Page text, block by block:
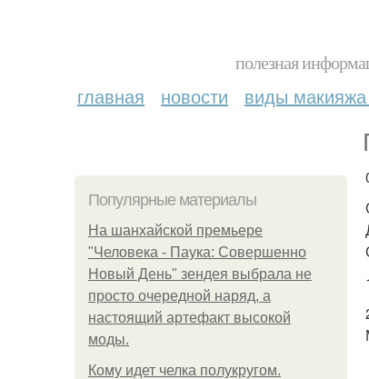
полезная
главная новости виды макияжа
Популярные материалы
На шанхайской премьере
"Человека - Паука: Совершенно
Новый День" зендея выбрала не
просто очередной наряд, а
настоящий артефакт высокой
моды.
Кому идет челка полукругом.